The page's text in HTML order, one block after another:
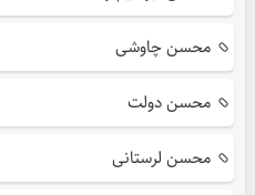
محسن چاوشی
محسن دولت
محسن لرستانی